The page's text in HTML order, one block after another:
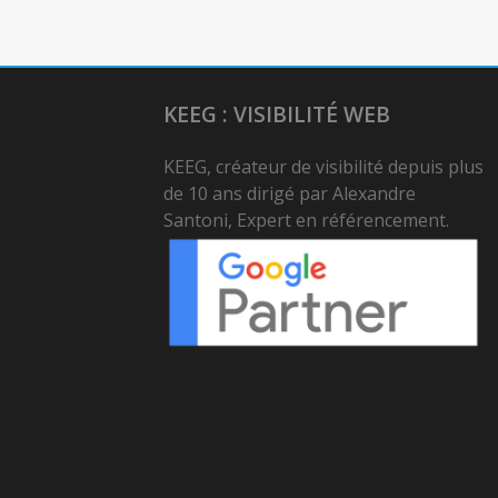
KEEG : VISIBILITÉ WEB
KEEG, créateur de visibilité depuis plus
de 10 ans dirigé par Alexandre
Santoni, Expert en référencement.